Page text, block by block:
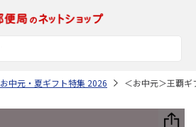
お中元・夏ギフト特集 2026 ＜お中元＞王覇